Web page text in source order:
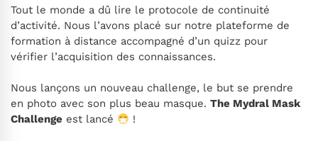
Tout le monde a dû lire le protocole de continuité
d’activité. Nous l’avons placé sur notre plateforme de
formation à distance accompagné d’un quizz pour
vérifier l’acquisition des connaissances.
Nous lançons un nouveau challenge, le but se prendre
en photo avec son plus beau masque. The Mydral Mask
Challenge est lancé !